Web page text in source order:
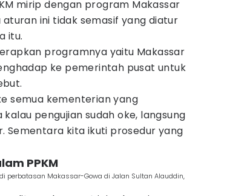
mirip dengan program Makassar
aturan ini tidak semasif yang diatur
itu.
programnya yaitu Makassar
ke pemerintah pusat untuk
semua kementerian yang
pengujian sudah oke, langsung
Sementara kita ikuti prosedur yang
PPKM
perbatasan Makassar-Gowa di Jalan Sultan Alauddin,